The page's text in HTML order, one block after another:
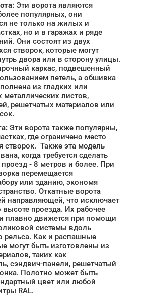
Эти ворота являются
популярных, они
не только на жилых и
но и в гаражах и ряде
Они состоят из двух
створок, которые могут
двора или в сторону улицы.
каркас, подвешенный
петель, а обшивка
из гладких или
листов,
решетчатых материалов или
Эти ворота также популярны,
где ограничено место
створок. Также эта модель
когда требуется сделать
- 8 метров и более. При
перемещается
или зданию, экономя
Откатные ворота
направляющей, что исключает
высоте проезда. Их рабочее
плавно движется при помощи
системы вдоль
рельса. Как и распашные
могут быть изготовлены из
таких как
сэндвич-панели, решетчатый
Полотно может быть
цвет или любой
RAL.